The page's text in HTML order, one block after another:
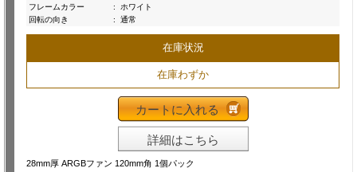
フレームカラー
:
ホワイト
回転の向き
: 通常
在庫状況
在庫わずか
カートに入れる
詳細はこちら
28mm厚 ARGBファン 120mm角 1個パック